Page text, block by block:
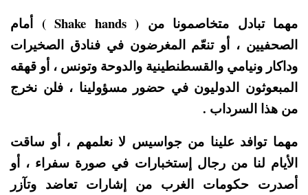
مهما تبادل متخاصمونا من ( Shake hands ) أمام
الصحفيين ، أو تنعّم المغرضون في فنادق الصخيرات
وداكار ونيامي والقسطنطينية والدوحة وتونس ، أو قهقه
المبعوثون الدوليون في حضور مسؤولينا ، فلن نخرج
من هذا السرداب .
مهما توافد علينا من جواسيس لا نعلمهم ، أو ساقت
الأيام لنا من رجال إستخبارات في صورة سفراء ، أو
أصدرت حكومات الغرب من إشارات تعاضد وتآزر